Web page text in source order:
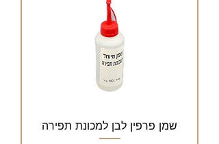
שמן פרפין לבן למכונת תפירה